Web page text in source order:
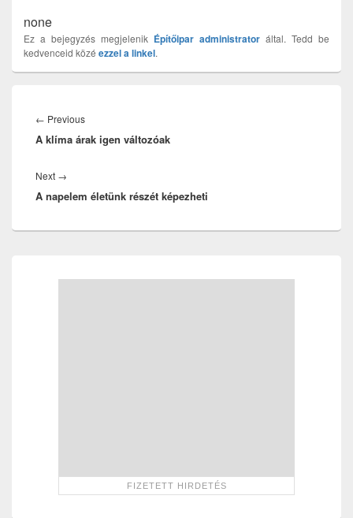
none
Ez a bejegyzés megjelenik Építőipar administrator által. Tedd be
kedvenceid közé ezzel a linkel.
navigáció
← PreviousPrevious
post:
A klíma árak igen változóak
Next →
post:
A napelem életünk részét képezheti